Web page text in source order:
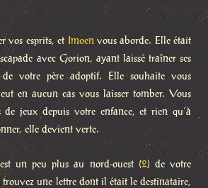
vos esprits, et Imoenvous aborde. Elle était
avec Gorion, ayant laissé traîner ses
votre père adoptif. Elle souhaite vous
en aucun cas vous laisser tomber. Vous
de jeux depuis votre enfance, et rien qu’à
elle devient verte.
un peu plus au nord-ouest (2) de votre
une lettre dont il était le destinataire,